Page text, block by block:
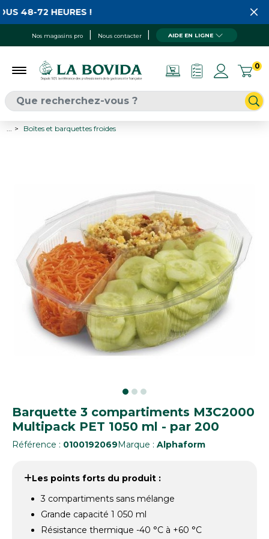
Nos magasins pro Nous contacter AIDE EN LIGNE
0
48-72 HEURES !
Boîtes et barquettes froides
Barquette 3 compartiments M3C2000
Multipack PET 1050 ml - par 200
Référence : 0100192069Marque : Alphaform
Les points forts du produit :
3 compartiments sans mélange
Grande capacité 1 050 ml
Résistance thermique -40 °C à +60 °C